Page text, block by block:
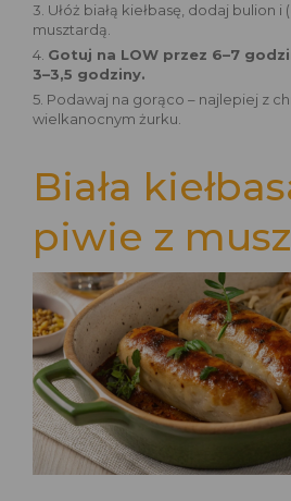
3. Ułóż białą kiełbasę, dodaj bulion
musztardą.
4. Gotuj na LOW przez 6–7
3–3,5 godziny.
5. Podawaj na gorąco – najlepiej z
wielkanocnym żurku.
Biała
piwie z